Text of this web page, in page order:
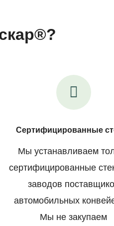
Сертифицированные
Мы устанавливаем
сертифицированные
заводов
автомобильных
Мы не закупаем